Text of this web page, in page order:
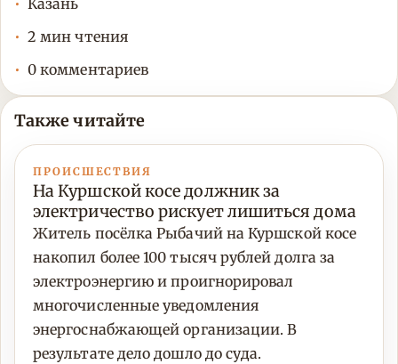
Казань
2 мин чтения
0 комментариев
Также читайте
ПРОИСШЕСТВИЯ
На Куршской косе должник за
электричество рискует лишиться дома
Житель посёлка Рыбачий на Куршской косе
накопил более 100 тысяч рублей долга за
электроэнергию и проигнорировал
многочисленные уведомления
энергоснабжающей организации. В
результате дело дошло до суда.